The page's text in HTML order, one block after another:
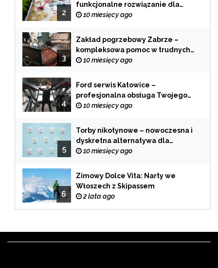
2
funkcjonalne rozwiązanie dla
każdej branży
10 miesięcy ago
3
Zakład pogrzebowy Zabrze –
kompleksowa pomoc w trudnych
chwilach
10 miesięcy ago
4
Ford serwis Katowice –
profesjonalna obsługa Twojego
samochodu
10 miesięcy ago
5
Torby nikotynowe – nowoczesna i
dyskretna alternatywa dla
tradycyjnego palenia
10 miesięcy ago
6
Zimowy Dolce Vita: Narty we
Włoszech z Skipassem
2 lata ago